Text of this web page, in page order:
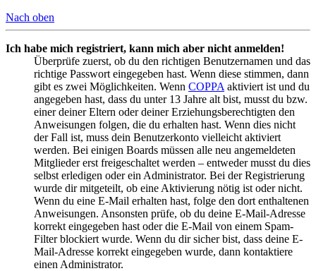
Nach oben
Ich habe mich registriert, kann mich aber nicht anmelden!
Überprüfe zuerst, ob du den richtigen Benutzernamen und das
richtige Passwort eingegeben hast. Wenn diese stimmen, dann
gibt es zwei Möglichkeiten. Wenn COPPA aktiviert ist und du
angegeben hast, dass du unter 13 Jahre alt bist, musst du bzw.
einer deiner Eltern oder deiner Erziehungsberechtigten den
Anweisungen folgen, die du erhalten hast. Wenn dies nicht
der Fall ist, muss dein Benutzerkonto vielleicht aktiviert
werden. Bei einigen Boards müssen alle neu angemeldeten
Mitglieder erst freigeschaltet werden – entweder musst du dies
selbst erledigen oder ein Administrator. Bei der Registrierung
wurde dir mitgeteilt, ob eine Aktivierung nötig ist oder nicht.
Wenn du eine E-Mail erhalten hast, folge den dort enthaltenen
Anweisungen. Ansonsten prüfe, ob du deine E-Mail-Adresse
korrekt eingegeben hast oder die E-Mail von einem Spam-
Filter blockiert wurde. Wenn du dir sicher bist, dass deine E-
Mail-Adresse korrekt eingegeben wurde, dann kontaktiere
einen Administrator.